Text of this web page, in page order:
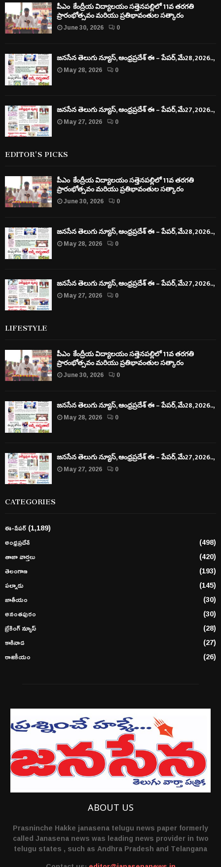
పీఎం కేంద్రీయ విద్యాలయం సత్తెనపల్లిలో 11వ తరగతి
ప్రారంభోత్సవం మరియు ప్రతిభావంతుల సత్కారం
June 30, 2026
0
జనసేన తెలుగు న్యూస్, ఆంధ్రప్రదేశ్ ఈ – పేపర్, మే28, 2026..,
May 28, 2026
0
జనసేన తెలుగు న్యూస్, ఆంధ్రప్రదేశ్ ఈ – పేపర్, మే27, 2026..,
May 27, 2026
0
EDITOR'S PICKS
పీఎం కేంద్రీయ విద్యాలయం సత్తెనపల్లిలో 11వ తరగతి
ప్రారంభోత్సవం మరియు ప్రతిభావంతుల సత్కారం
June 30, 2026
0
జనసేన తెలుగు న్యూస్, ఆంధ్రప్రదేశ్ ఈ – పేపర్, మే28, 2026..,
May 28, 2026
0
జనసేన తెలుగు న్యూస్, ఆంధ్రప్రదేశ్ ఈ – పేపర్, మే27, 2026..,
May 27, 2026
0
LIFESTYLE
పీఎం కేంద్రీయ విద్యాలయం సత్తెనపల్లిలో 11వ తరగతి
ప్రారంభోత్సవం మరియు ప్రతిభావంతుల సత్కారం
June 30, 2026
0
జనసేన తెలుగు న్యూస్, ఆంధ్రప్రదేశ్ ఈ – పేపర్, మే28, 2026..,
May 28, 2026
0
జనసేన తెలుగు న్యూస్, ఆంధ్రప్రదేశ్ ఈ – పేపర్, మే27, 2026..,
May 27, 2026
0
CATEGORIES
ఈ-పేపర్(1,189)
అంధ్రప్రదేశ్
(498)
తాజా వార్తలు
(420)
తెలంగాణ
(193)
పల్నాడు
(145)
జాతీయం
(30)
అనంతపురం
(30)
బ్రేకింగ్ న్యూస్
(28)
కాకినాడ
(27)
రాజకీయం
(26)
ABOUT US
Prasninche Hakke janasena telugu news paper formerly
called Janasena news was leading news provider in two
telugu states , such as Andhra Pradesh and Telangana